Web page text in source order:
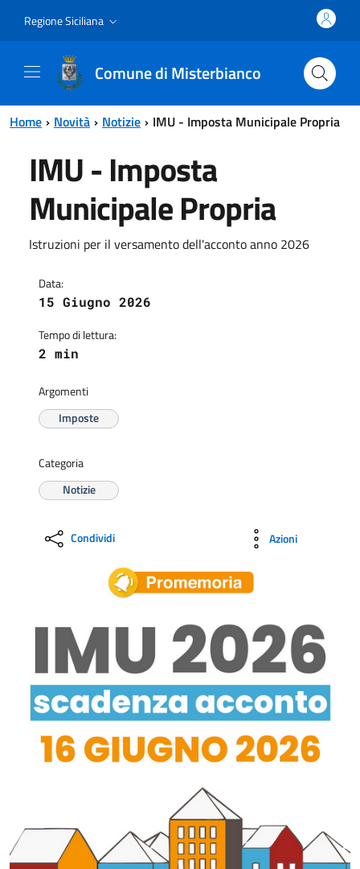
Regione Siciliana
Comune di Misterbianco
Home Novità Notizie IMU - Imposta Municipale Propria
IMU - Imposta
Municipale Propria
Istruzioni per il versamento dell'acconto anno 2026
Data:
15 Giugno 2026
Tempo di lettura:
2 min
Argomenti
Imposte
Categoria
Notizie
Condividi Azioni